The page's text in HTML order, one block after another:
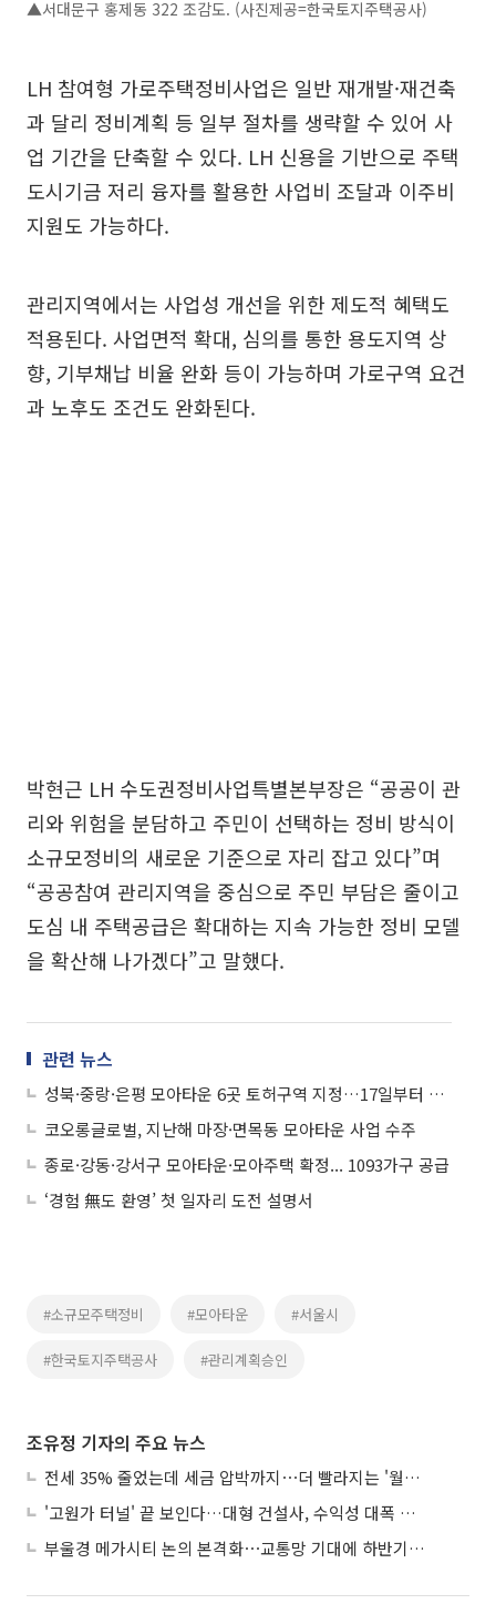
▲서대문구 홍제동 322 조감도. (사진제공=한국토지주택공사)
LH 참여형 가로주택정비사업은 일반 재개발·재건축
과 달리 정비계획 등 일부 절차를 생략할 수 있어 사
업 기간을 단축할 수 있다. LH 신용을 기반으로 주택
도시기금 저리 융자를 활용한 사업비 조달과 이주비
지원도 가능하다.
관리지역에서는 사업성 개선을 위한 제도적 혜택도
적용된다. 사업면적 확대, 심의를 통한 용도지역 상
향, 기부채납 비율 완화 등이 가능하며 가로구역 요건
과 노후도 조건도 완화된다.
박현근 LH 수도권정비사업특별본부장은 “공공이 관
리와 위험을 분담하고 주민이 선택하는 정비 방식이
소규모정비의 새로운 기준으로 자리 잡고 있다”며
“공공참여 관리지역을 중심으로 주민 부담은 줄이고
도심 내 주택공급은 확대하는 지속 가능한 정비 모델
을 확산해 나가겠다”고 말했다.
관련 뉴스
성북·중랑·은평 모아타운 6곳 토허구역 지정…17일부터 5년간 발효
코오롱글로벌, 지난해 마장·면목동 모아타운 사업 수주
종로·강동·강서구 모아타운·모아주택 확정... 1093가구 공급
‘경험 無도 환영’ 첫 일자리 도전 설명서
#소규모주택정비 #모아타운 #서울시
#한국토지주택공사 #관리계획승인
조유정 기자의 주요 뉴스
전세 35% 줄었는데 세금 압박까지⋯더 빨라지는 '월세화'
'고원가 터널' 끝 보인다…대형 건설사, 수익성 대폭 개선
부울경 메가시티 논의 본격화⋯교통망 기대에 하반기 분양시장 '주목'